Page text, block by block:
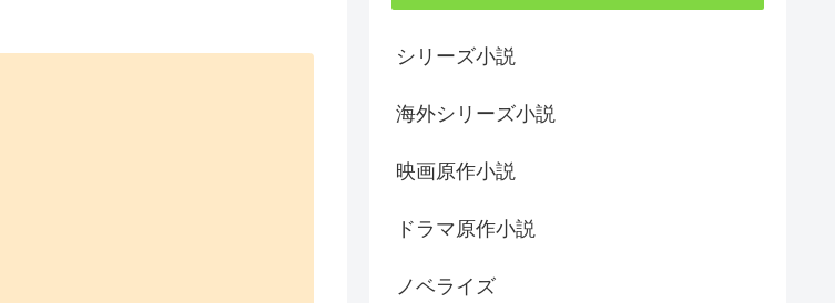
シリーズ小説
海外シリーズ小説
映画原作小説
ドラマ原作小説
ノベライズ